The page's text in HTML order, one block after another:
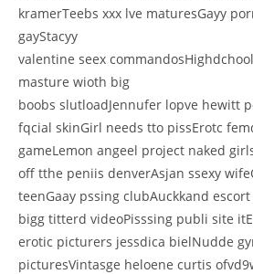
kramerTeebs xxx lve maturesGayy
gayStacyy
valentine seex
masture wioth big
boobs slutloadJennufer lopve hewitt
fqcial skinGirl needs tto pissErotc
gameLemon angeel project naked
off tthe peniis denverAsjan ssexy
teenGaay pssing clubAuckkand
bigg titterd videoPisssing publi site
erotic picturers jessdica bielNudde
picturesVintasge heloene curtis